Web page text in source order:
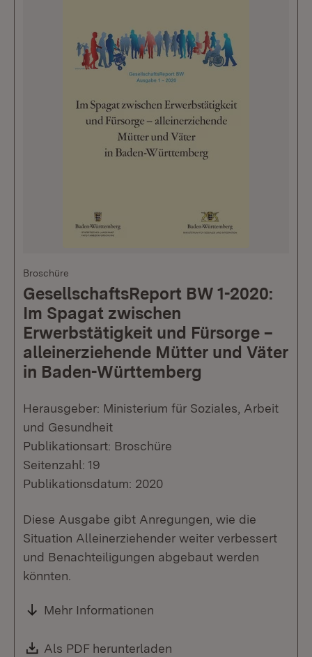
Broschüre
GesellschaftsReport BW 1-2020:
Im Spagat zwischen
Erwerbstätigkeit und Fürsorge –
alleinerziehende Mütter und Väter
in Baden-Württemberg
Herausgeber: Ministerium für Soziales, Arbeit
und Gesundheit
Publikationsart: Broschüre
Seitenzahl: 19
Publikationsdatum: 2020
Diese Ausgabe gibt Anregungen, wie die
Situation Alleinerziehender weiter verbessert
und Benachteiligungen abgebaut werden
könnten.
Mehr Informationen
Download:
Als PDF herunterladen